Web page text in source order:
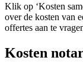
Klik op ‘Kosten
over de kosten van
offertes aan te
Kosten